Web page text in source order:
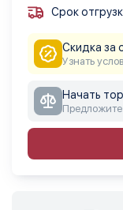
Срок
Скидка за
Узнать
Начать